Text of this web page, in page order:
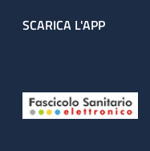
SCARICA L'APP